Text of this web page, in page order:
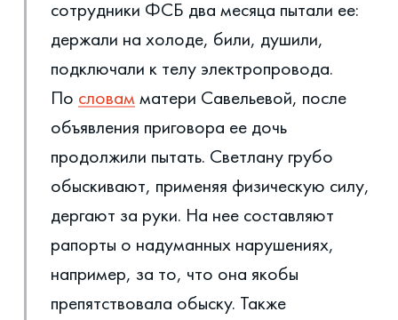
сотрудники ФСБ два месяца пытали ее:
держали на холоде, били, душили,
подключали к телу электропровода.
По словам матери Савельевой, после
объявления приговора ее дочь
продолжили пытать. Светлану грубо
обыскивают, применяя физическую силу,
дергают за руки. На нее составляют
рапорты о надуманных нарушениях,
например, за то, что она якобы
препятствовала обыску. Также